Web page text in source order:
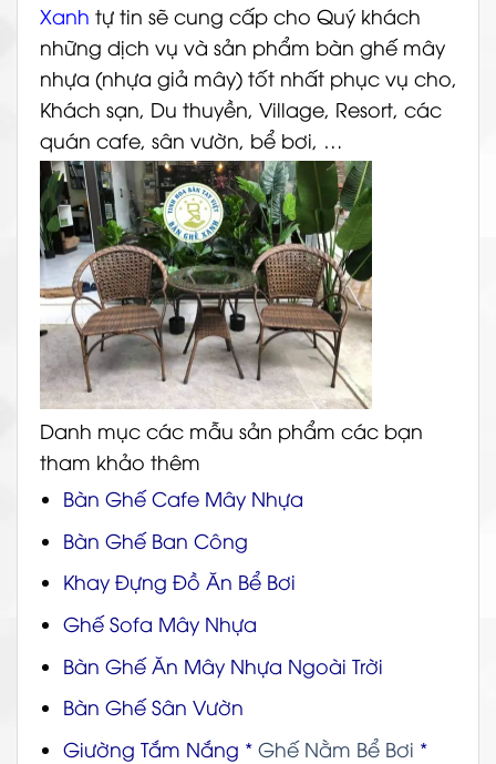
Xanh tự tin sẽ cung cấp cho Quý khách
những dịch vụ và sản phẩm bàn ghế mây
nhựa (nhựa giả mây) tốt nhất phục vụ cho,
Khách sạn, Du thuyền, Village, Resort, các
quán cafe, sân vườn, bể bơi, …
Danh mục các mẫu sản phẩm các bạn
tham khảo thêm
Bàn Ghế Cafe Mây Nhựa
Bàn Ghế Ban Công
Khay Đựng Đồ Ăn Bể Bơi
Ghế Sofa Mây Nhựa
Bàn Ghế Ăn Mây Nhựa Ngoài Trời
Bàn Ghế Sân Vườn
Giường Tắm Nắng * Ghế Nằm Bể Bơi *